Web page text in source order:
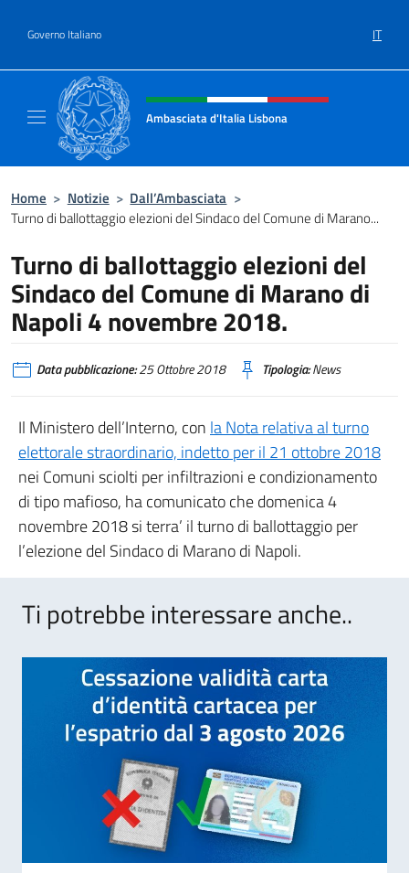
Governo Italiano IT
Intestazione sito, social e menù
Ambasciata d'Italia Lisbona
Home > Notizie > Dall’Ambasciata >
Turno di ballottaggio elezioni del Sindaco del Comune di Marano...
Turno di ballottaggio elezioni del
Sindaco del Comune di Marano di
Napoli 4 novembre 2018.
Data pubblicazione:25 Ottobre 2018 Tipologia:News
Il Ministero dell’Interno, con la Nota relativa al turno
elettorale straordinario, indetto per il 21 ottobre 2018
nei Comuni sciolti per infiltrazioni e condizionamento
di tipo mafioso, ha comunicato che domenica 4
novembre 2018 si terra’ il turno di ballottaggio per
l’elezione del Sindaco di Marano di Napoli.
Ti potrebbe interessare anche..